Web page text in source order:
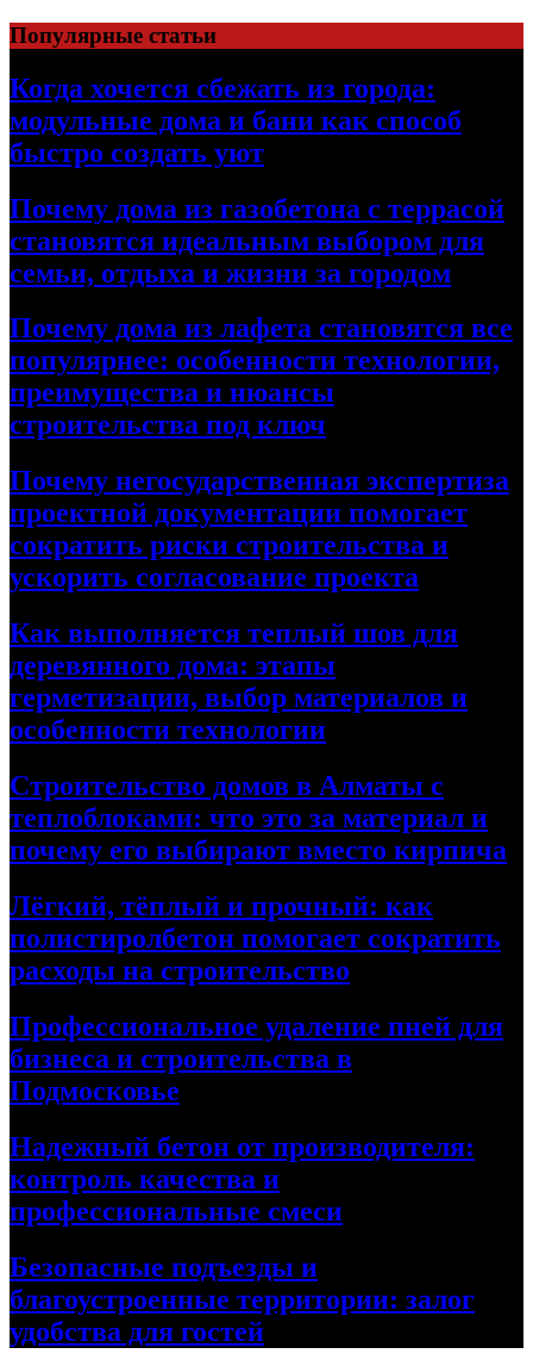
Перейти
к
содержимому
Популярные статьи
Когда хочется сбежать из города:
модульные дома и бани как способ
быстро создать уют
Почему дома из газобетона с террасой
становятся идеальным выбором для
семьи, отдыха и жизни за городом
Почему дома из лафета становятся все
популярнее: особенности технологии,
преимущества и нюансы
строительства под ключ
Почему негосударственная экспертиза
проектной документации помогает
сократить риски строительства и
ускорить согласование проекта
Как выполняется теплый шов для
деревянного дома: этапы
герметизации, выбор материалов и
особенности технологии
Строительство домов в Алматы с
теплоблоками: что это за материал и
почему его выбирают вместо кирпича
Лёгкий, тёплый и прочный: как
полистиролбетон помогает сократить
расходы на строительство
Профессиональное удаление пней для
бизнеса и строительства в
Подмосковье
Надежный бетон от производителя:
контроль качества и
профессиональные смеси
Безопасные подъезды и
благоустроенные территории: залог
удобства для гостей